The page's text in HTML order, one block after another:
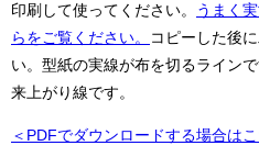
印刷して使ってください。
うまく
らをご覧ください。
コピーした後
い。型紙の実線が布を切るライン
来上がり線です。
＜PDFでダウンロードする場合は